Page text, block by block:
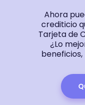
Ahora
crediticio
Tarjeta de
¿Lo